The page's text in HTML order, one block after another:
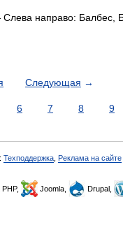
направо: Балбес,
Следующая →
6 7 8 9
Техподдержка Реклама на сайте
Joomla, Drupal,